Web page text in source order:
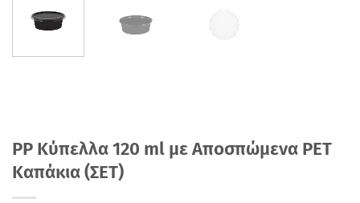
PP Κύπελλα 120 ml με Αποσπώμενα PET
Καπάκια (ΣΕΤ)